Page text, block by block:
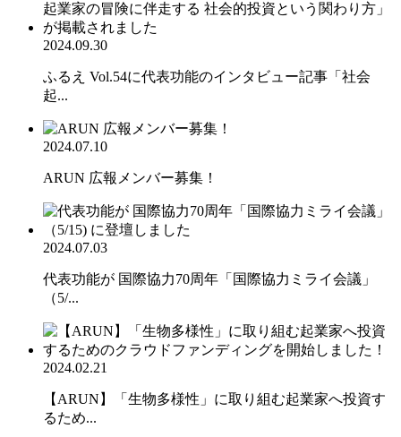
2024.09.30
ふるえ Vol.54に代表功能のインタビュー記事「社会
起...
2024.07.10
ARUN 広報メンバー募集！
2024.07.03
代表功能が 国際協力70周年「国際協力ミライ会議」
（5/...
2024.02.21
【ARUN】「生物多様性」に取り組む起業家へ投資す
るため...